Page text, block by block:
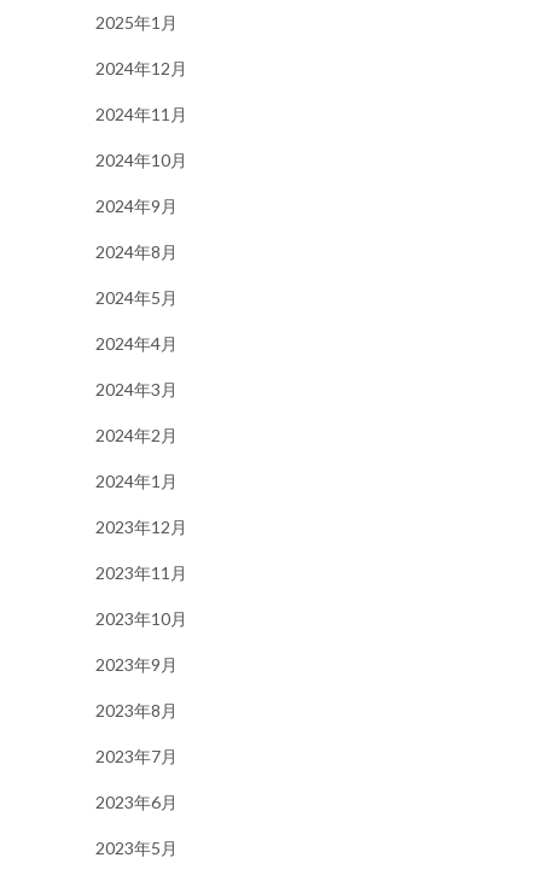
2025年1月
2024年12月
2024年11月
2024年10月
2024年9月
2024年8月
2024年5月
2024年4月
2024年3月
2024年2月
2024年1月
2023年12月
2023年11月
2023年10月
2023年9月
2023年8月
2023年7月
2023年6月
2023年5月